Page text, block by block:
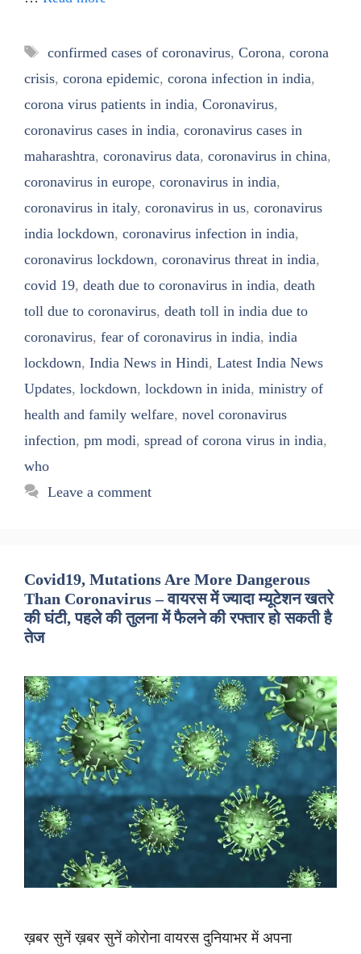
Tags
confirmed cases of coronavirus, Corona, corona
crisis, corona epidemic, corona infection in india,
corona virus patients in india, Coronavirus,
coronavirus cases in india, coronavirus cases in
maharashtra, coronavirus data, coronavirus in china,
coronavirus in europe, coronavirus in india,
coronavirus in italy, coronavirus in us, coronavirus
india lockdown, coronavirus infection in india,
coronavirus lockdown, coronavirus threat in india,
covid 19, death due to coronavirus in india, death
toll due to coronavirus, death toll in india due to
coronavirus, fear of coronavirus in india, india
lockdown, India News in Hindi, Latest India News
Updates, lockdown, lockdown in inida, ministry of
health and family welfare, novel coronavirus
infection, pm modi, spread of corona virus in india,
who
Leave a comment
Covid19, Mutations Are More Dangerous
Than Coronavirus – वायरस में ज्यादा म्यूटेशन खतरे
की घंटी, पहले की तुलना में फैलने की रफ्तार हो सकती है
तेज
ख़बर सुनें ख़बर सुनें कोरोना वायरस दुनियाभर में अपना